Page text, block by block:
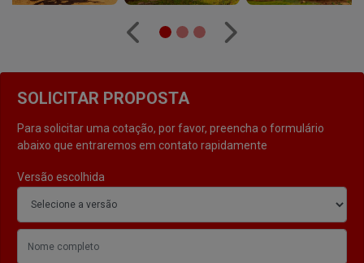
SOLICITAR PROPOSTA
Para solicitar uma cotação, por favor, preencha o formulário
abaixo que entraremos em contato rapidamente
Versão escolhida
Anterior Próximo